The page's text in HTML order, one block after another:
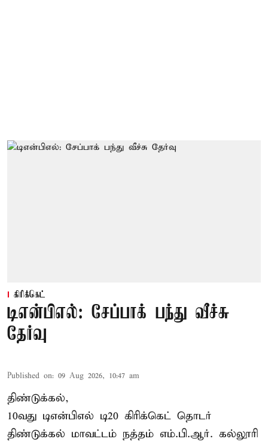
கிரிக்கெட்
டிஎன்பிஎல்: சேப்பாக் பந்து வீச்சு
தேர்வு
Published on: 09 Aug 2026, 10:47 am
திண்டுக்கல்,
10வது டிஎன்பிஎல் டி20 கிரிக்கெட் தொடர்
திண்டுக்கல் மாவட்டம் நத்தம் எம்.பி.ஆர். கல்லூரி